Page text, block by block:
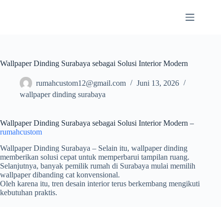
Wallpaper Dinding Surabaya sebagai Solusi Interior Modern
rumahcustom12@gmail.com
Juni 13, 2026
wallpaper dinding surabaya
Wallpaper Dinding Surabaya sebagai Solusi Interior Modern –
rumahcustom
Wallpaper Dinding Surabaya – Selain itu, wallpaper dinding
memberikan solusi cepat untuk memperbarui tampilan ruang.
Selanjutnya, banyak pemilik rumah di Surabaya mulai memilih
wallpaper dibanding cat konvensional.
Oleh karena itu, tren desain interior terus berkembang mengikuti
kebutuhan praktis.